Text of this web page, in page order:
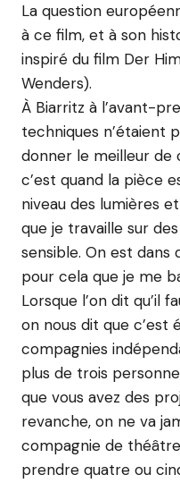
La question
à ce film, et à son
inspiré du film Der
Wenders).
À Biarritz à l’avant-
techniques n’étaient
donner le meilleur
c’est quand la pièce
niveau des lumières
que je travaille sur
sensible. On est dans
pour cela que je me
Lorsque l’on dit qu’il
on nous dit que c’est
compagnies
plus de trois
que vous avez des
revanche, on ne va
compagnie de
prendre quatre ou